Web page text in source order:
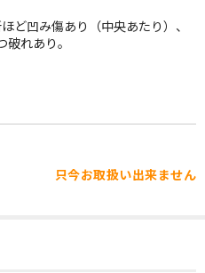
ど凹み傷あり（中央あたり）、
れあり。
只今お取扱い出来ません